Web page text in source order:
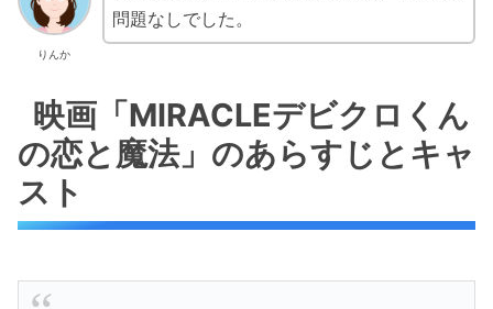
りんか
問題なしでした。
映画「MIRACLEデビクロくん
の恋と魔法」のあらすじとキャ
スト